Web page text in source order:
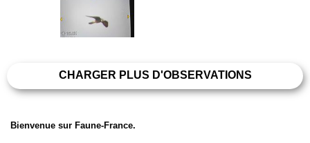
CHARGER PLUS D'OBSERVATIONS
Bienvenue sur Faune-France.